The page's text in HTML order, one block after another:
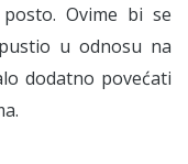
Ovime bi se
u odnosu na
dodatno povećati